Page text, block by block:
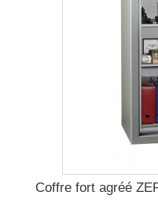
Coffre fort agréé